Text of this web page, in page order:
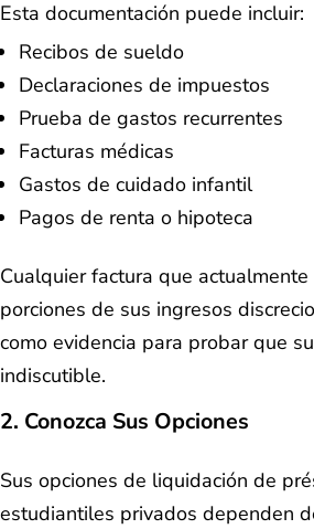
Esta documentación puede incluir:
Recibos de sueldo
Declaraciones de impuestos
Prueba de gastos recurrentes
Facturas médicas
Gastos de cuidado infantil
Pagos de renta o hipoteca
Cualquier factura que
porciones de sus ingresos
como evidencia para probar que
indiscutible.
2. Conozca Sus Opciones
Sus opciones de liquidación de
estudiantiles privados dependen